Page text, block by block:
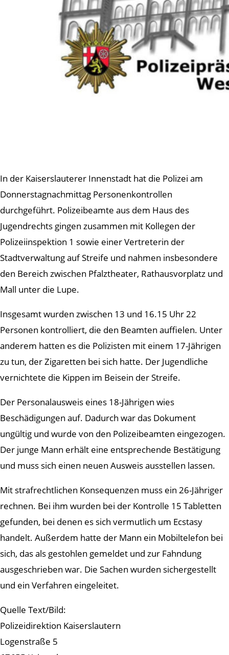
In der Kaiserslauterer Innenstadt hat die Polizei am
Donnerstagnachmittag Personenkontrollen
durchgeführt. Polizeibeamte aus dem Haus des
Jugendrechts gingen zusammen mit Kollegen der
Polizeiinspektion 1 sowie einer Vertreterin der
Stadtverwaltung auf Streife und nahmen insbesondere
den Bereich zwischen Pfalztheater, Rathausvorplatz und
Mall unter die Lupe.
Insgesamt wurden zwischen 13 und 16.15 Uhr 22
Personen kontrolliert, die den Beamten auffielen. Unter
anderem hatten es die Polizisten mit einem 17-Jährigen
zu tun, der Zigaretten bei sich hatte. Der Jugendliche
vernichtete die Kippen im Beisein der Streife.
Der Personalausweis eines 18-Jährigen wies
Beschädigungen auf. Dadurch war das Dokument
ungültig und wurde von den Polizeibeamten eingezogen.
Der junge Mann erhält eine entsprechende Bestätigung
und muss sich einen neuen Ausweis ausstellen lassen.
Mit strafrechtlichen Konsequenzen muss ein 26-Jähriger
rechnen. Bei ihm wurden bei der Kontrolle 15 Tabletten
gefunden, bei denen es sich vermutlich um Ecstasy
handelt. Außerdem hatte der Mann ein Mobiltelefon bei
sich, das als gestohlen gemeldet und zur Fahndung
ausgeschrieben war. Die Sachen wurden sichergestellt
und ein Verfahren eingeleitet.
Quelle Text/Bild:
Polizeidirektion Kaiserslautern
Logenstraße 5